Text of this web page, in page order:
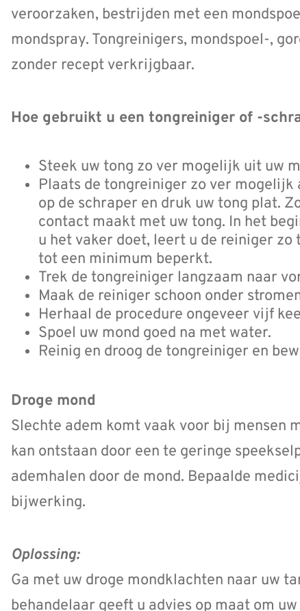
veroorzaken, bestrijden met een
mondspray. Tongreinigers, mondspoel-,
zonder recept verkrijgbaar.
Hoe gebruikt u een tongreiniger of -
Steek uw tong zo ver mogelijk uit uw
Plaats de tongreiniger zo ver
op de schraper en druk uw tong plat.
contact maakt met uw tong. In het
u het vaker doet, leert u de reiniger
tot een minimum beperkt.
Trek de tongreiniger langzaam naar
Maak de reiniger schoon onder
Herhaal de procedure ongeveer vijf
Spoel uw mond goed na met water.
Reinig en droog de tongreiniger en
Droge mond
Slechte adem komt vaak voor bij mensen
kan ontstaan door een te geringe
ademhalen door de mond. Bepaalde
bijwerking.
Oplossing:
Ga met uw droge mondklachten naar uw
behandelaar geeft u advies op maat om